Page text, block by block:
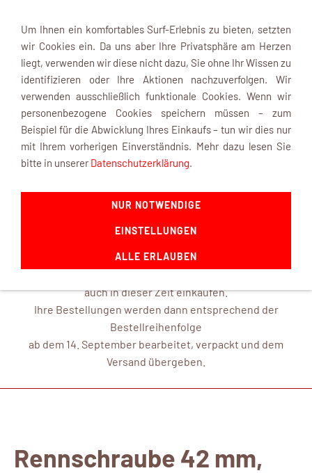
Navigation einblenden
INFOBOX
mk-modelltechnik macht Urlaub ...
ab dem 22. August 2026 und ist mit frischen Ideen ab dem
14. September 2026 wieder für Sie da.
auch in dieser Zeit einkaufen.
Ihre Bestellungen werden dann entsprechend der
Bestellreihenfolge
ab dem 14. September bearbeitet, verpackt und dem
Versand übergeben.
Rennschraube 42 mm,
Um Ihnen ein komfortables Surf-Erlebnis zu bieten, setzten
wir Cookies ein. Da uns aber Ihre Privatsphäre am Herzen
liegt, verwenden wir diese nicht dazu, Sie ohne Ihr Wissen zu
identifizieren oder Ihre Aktionen nachzuverfolgen. Wir
verwenden ausschließlich funktionale Cookies. Wenn wir
personenbezogene Cookies speichern müssen – zum
Beispiel für die Abwicklung Ihres Einkaufs – tun wir dies nur
mit Ihrem vorherigen Einverständnis. Mehr dazu lesen Sie
bitte in unserer Datenschutzerklärung.
NUR NOTWENDIGE
EINSTELLUNGEN
ALLE ERLAUBEN